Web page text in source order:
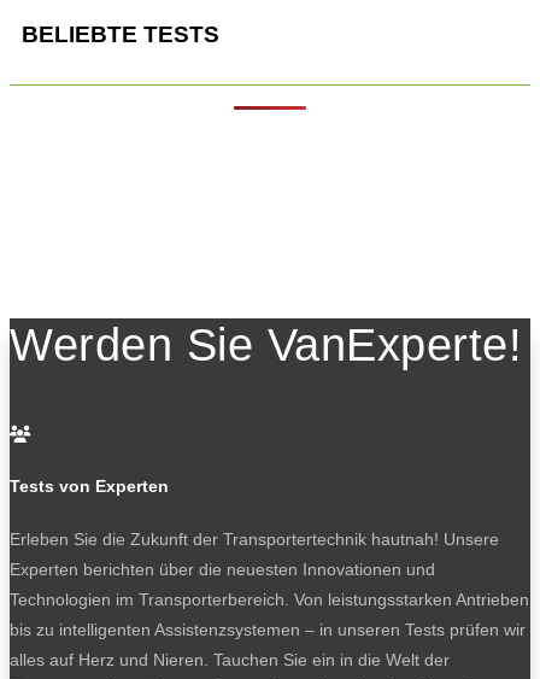
BELIEBTE TESTS
Werden Sie VanExperte!

Tests von Experten
Erleben Sie die Zukunft der Transportertechnik hautnah! Unsere
Experten berichten über die neuesten Innovationen und
Technologien im Transporterbereich. Von leistungsstarken Antrieben
bis zu intelligenten Assistenzsystemen – in unseren Tests prüfen wir
alles auf Herz und Nieren. Tauchen Sie ein in die Welt der